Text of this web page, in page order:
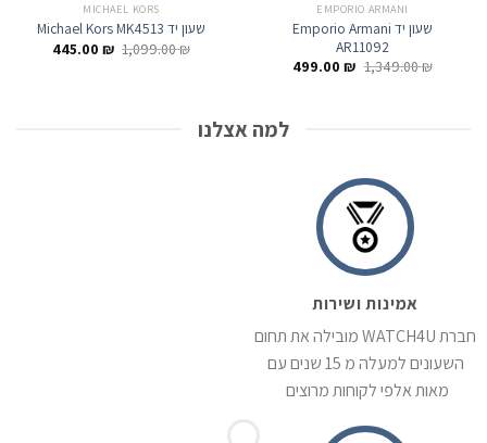
EMPORIO ARMANI
שעון יד Emporio Armani
AR11092
1,349.00₪ המחיר
499.00₪ המחיר
MICHAEL KORS
שעון יד Michael Kors MK4513
1,099.00₪ המחיר445.00 ₪
למה אצלנו
אמינות ושירות
חברת WATCH4U מובילה את תחום
השעונים למעלה מ 15 שנים עם
מאות אלפי לקוחות מרוצים